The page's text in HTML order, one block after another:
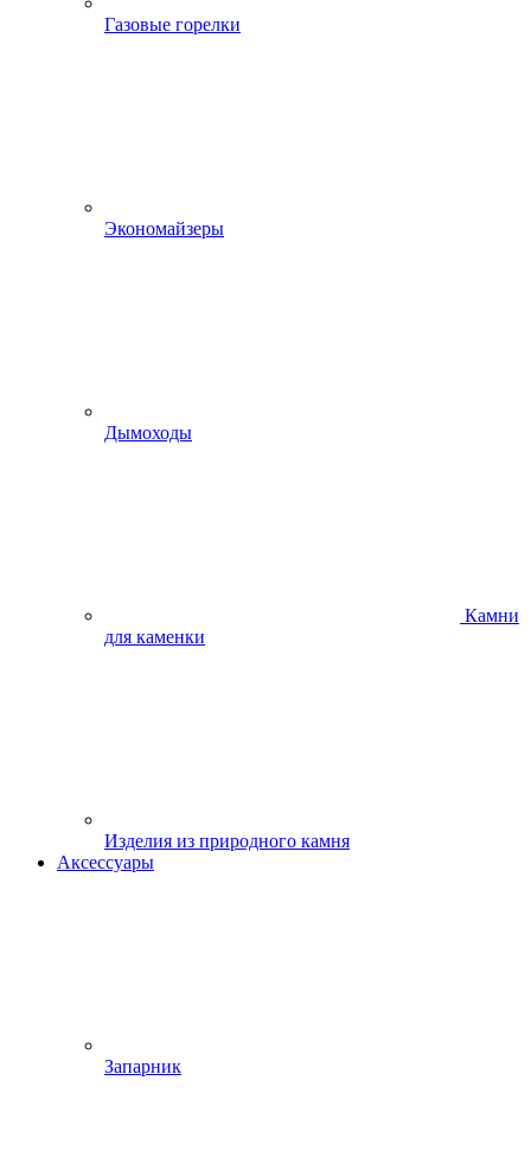
Газовые горелки
Экономайзеры
Дымоходы
Камни
для каменки
Изделия из природного камня
Аксессуары
Запарник